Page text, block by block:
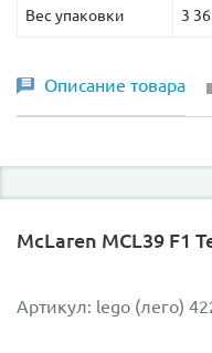
Вес упаковки 3
Описание товара
McLaren MCL39 F1
Артикул: lego (лего)